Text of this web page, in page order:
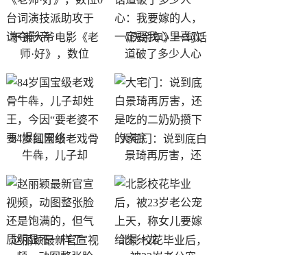
于谦大爷电影《老
师·好》，数位
《庆余年》一句话
道破了多少人心
84岁国宝级老戏骨
牛犇，儿子却
大宅门：说到底白
景琦再厉害，还
赵丽颖最新官宣视
北影校花毕业后，